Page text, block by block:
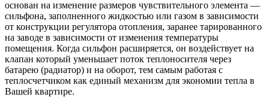
основан на изменение размеров чувствительного элемента —
сильфона, заполненного жидкостью или газом в зависимости
от конструкции регулятора отопления, заранее тарированного
на заводе в зависимости от изменения температуры
помещения. Когда сильфон расширяется, он воздействует на
клапан который уменьшает поток теплоносителя через
батарею (радиатор) и на оборот, тем самым работая с
теплосчетчиком как единый механизм для экономии тепла в
Вашей квартире.